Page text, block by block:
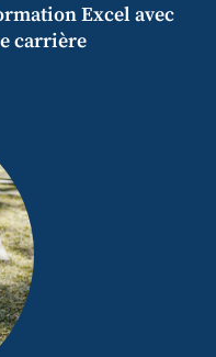
Excel avec
carrière